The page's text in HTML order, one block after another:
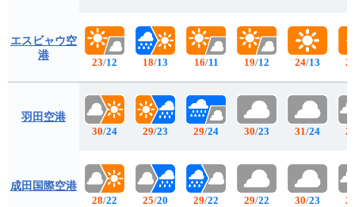
エスビャウ空
港
羽田空港
成田国際空港
23/12
30/24
28/22
18/13
29/23
25/20
16/11
29/24
29/22
19/12
30/23
29/22
24/13
31/24
30/23